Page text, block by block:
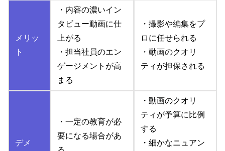
メリッ
ト
・内容の濃いイン
タビュー動画に仕
上がる
・担当社員のエン
ゲージメントが高
まる
・撮影や編集をプ
ロに任せられる
・動画のクオリ
ティが担保される
デメ
・一定の教育が必
要になる場合があ
・動画のクオリ
ティが予算に比例
する
・細かなニュアン